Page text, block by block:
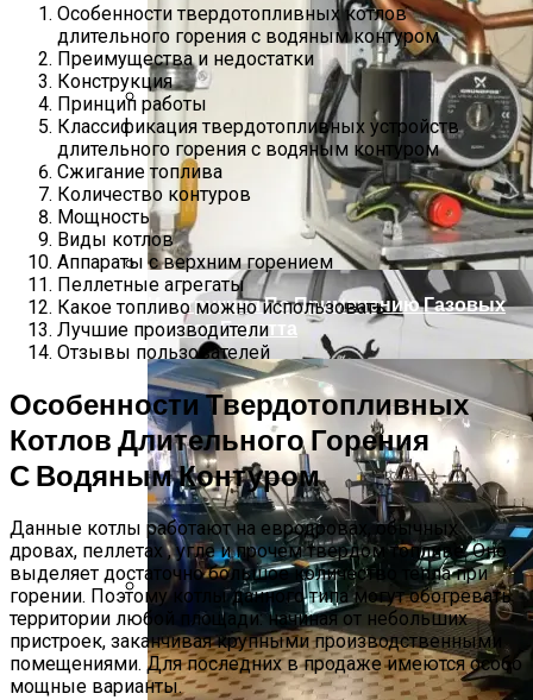
Основные Неисправности Лексус
РХ350 II И Его Слабые Места
Сколько Масла И Какие Жидкости В
БМВ 7 Серии V
Инструкция По Применению Газовых
Котлов Беретта
Особенности твердотопливных котлов
длительного горения с водяным контуром
Преимущества и недостатки
Конструкция
Принцип работы
Классификация твердотопливных устройств
длительного горения с водяным контуром
Сжигание топлива
Количество контуров
Мощность
Виды котлов
Аппараты с верхним горением
Пеллетные агрегаты
Какое топливо можно использовать
Лучшие производители
Отзывы пользователей
Особенности Твердотопливных
Котлов Длительного Горения
С Водяным Контуром
Данные котлы работают на евродровах, обычных
дровах, пеллетах , угле и прочем твердом топливе. Оно
выделяет достаточно большое количество тепла при
горении. Поэтому котлы данного типа могут обогревать
территории любой площади: начиная от небольших
пристроек, заканчивая крупными производственными
помещениями. Для последних в продаже имеются особо
мощные варианты.